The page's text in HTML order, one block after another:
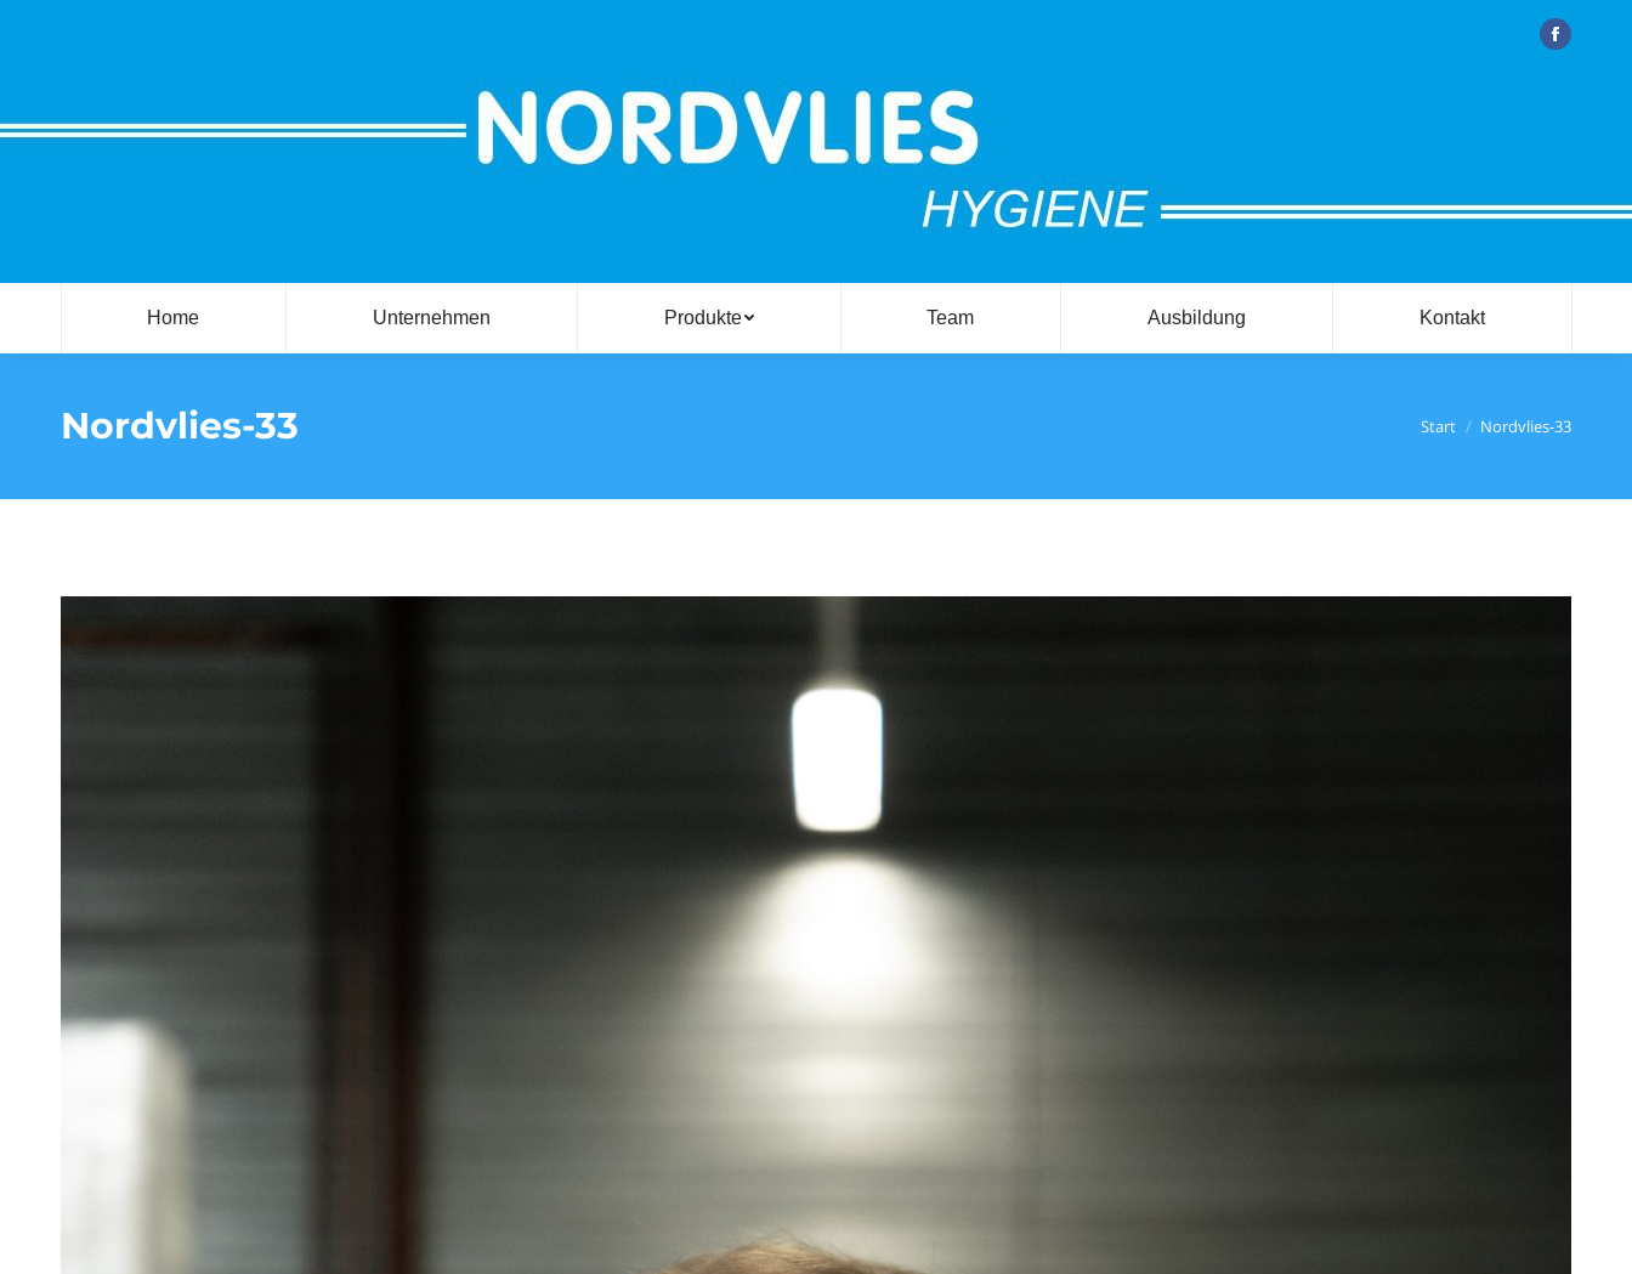
Facebook
Home Unternehmen Produkte Team Ausbildung Kontakt
Nordvlies-33 Start Nordvlies-33